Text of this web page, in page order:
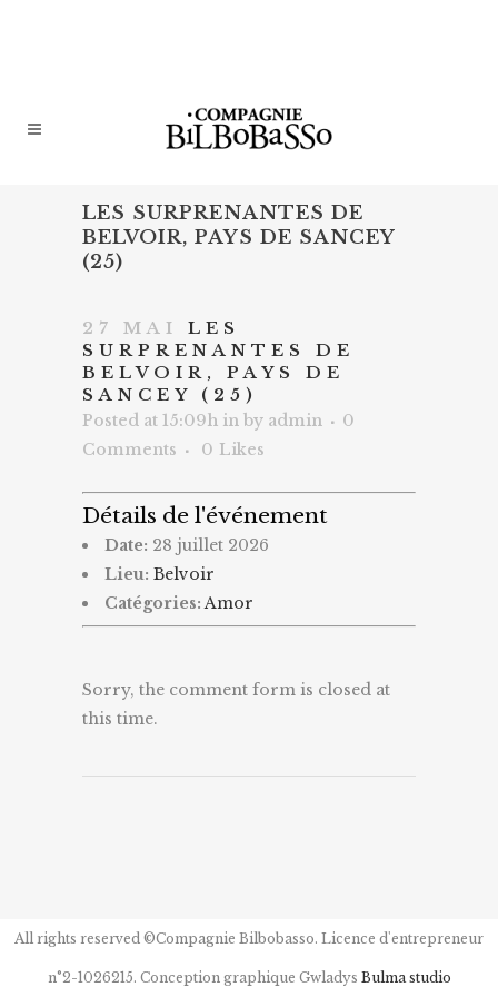
LES SURPRENANTES DE
BELVOIR, PAYS DE SANCEY
(25)
27 MAI
LES
SURPRENANTES DE
BELVOIR, PAYS DE
SANCEY (25)
Posted at 15:09h in by admin
0
Comments
0 Likes
Détails de l'événement
Date: 28 juillet 2026
Lieu: Belvoir
Catégories: Amor
Sorry, the comment form is closed at
this time.
All rights reserved ©Compagnie Bilbobasso. Licence d'entrepreneur
n°2-1026215. Conception graphique Gwladys Bulma studio